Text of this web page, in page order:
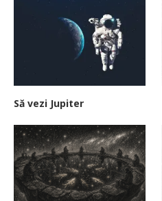
Să vezi Jupiter